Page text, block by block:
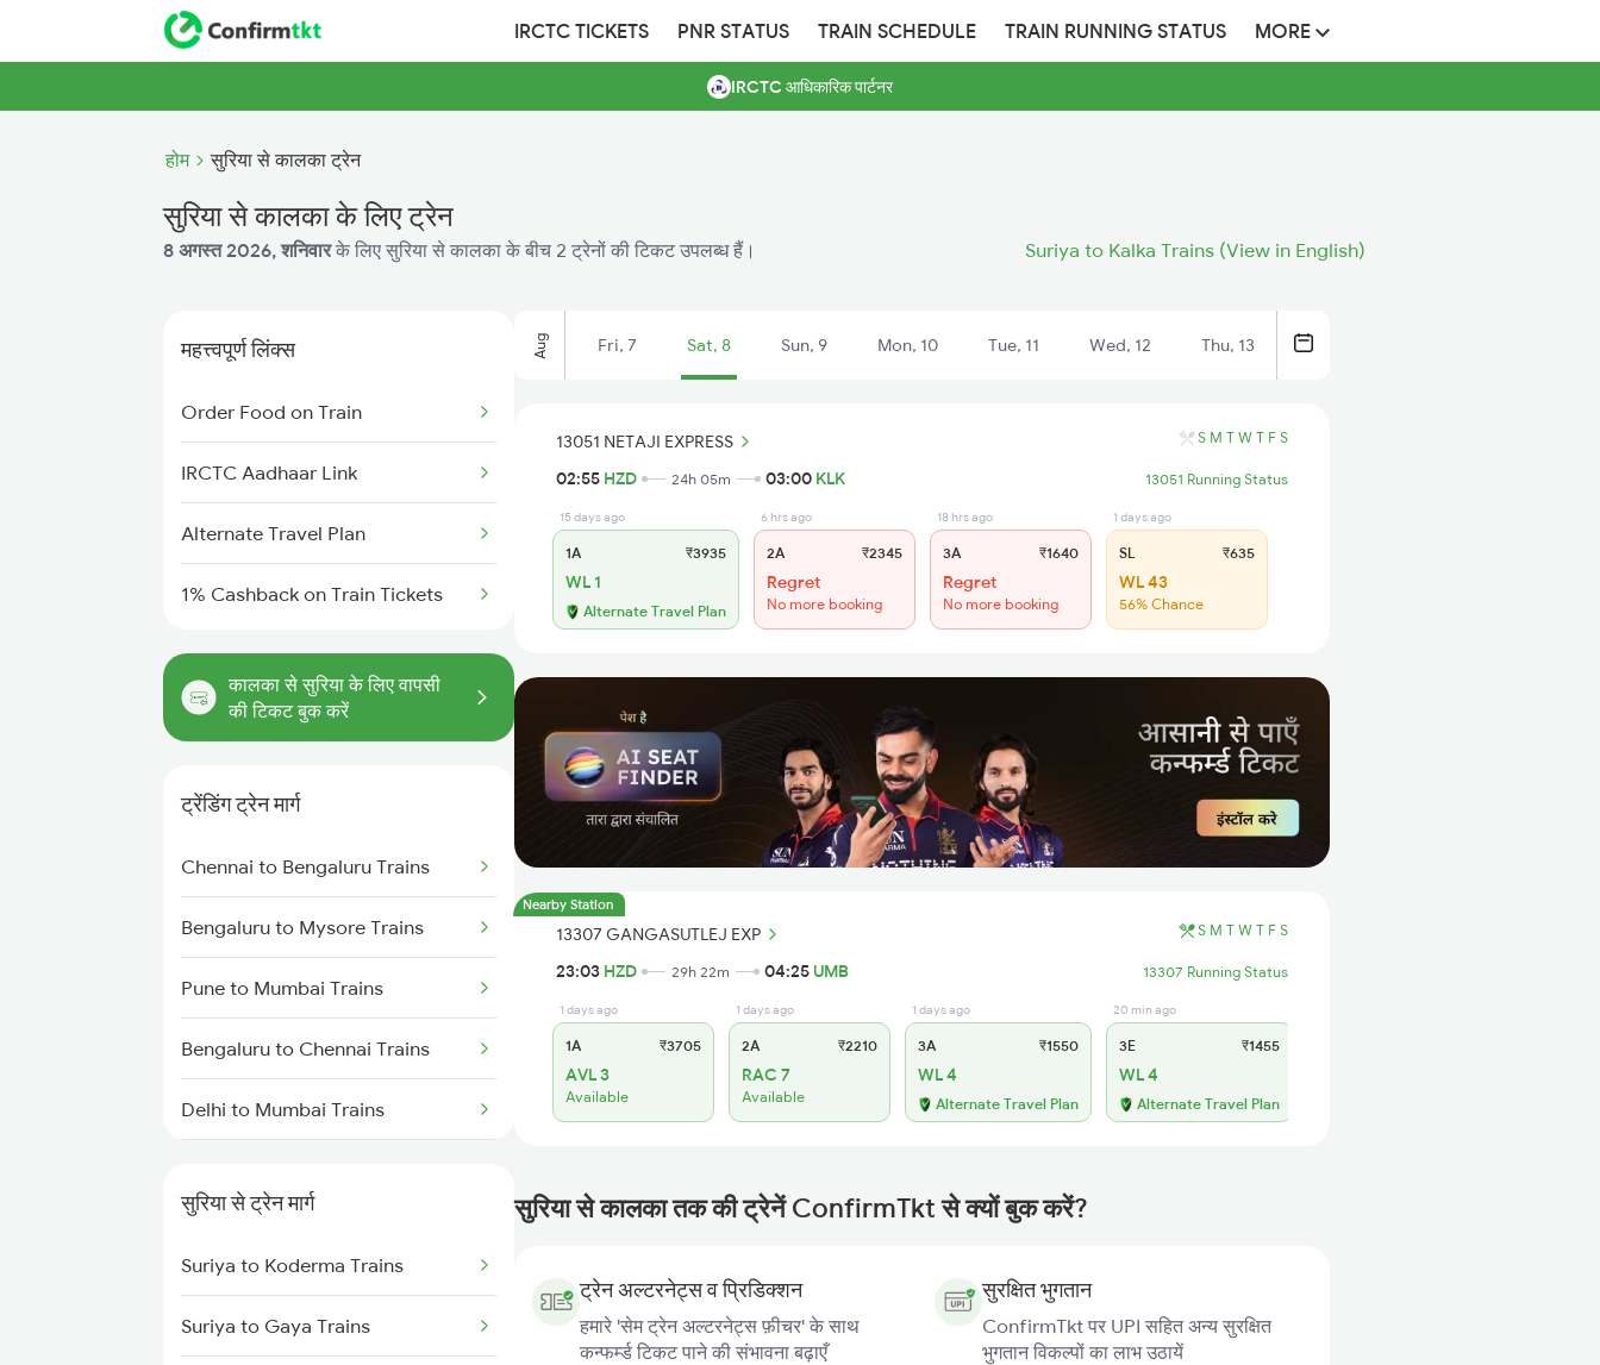
IRCTC TICKETS PNR STATUS TRAIN SCHEDULE TRAIN RUNNING STATUS MORE
IRCTC आधिकारिक पार्टनर
होम सुरिया से कालका ट्रेन
सुरिया से कालका के लिए ट्रेन
8 अगस्त 2026, शनिवारके लिए सुरिया से कालका के बीच 2 ट्रेनों की टिकट उपलब्ध हैं। Suriya to Kalka Trains (View in English)
महत्त्वपूर्ण लिंक्स
Order Food on Train
IRCTC Aadhaar Link
Alternate Travel Plan
1% Cashback on Train Tickets
कालका से सुरिया के लिए वापसी
की टिकट बुक करें
ट्रेंडिंग ट्रेन मार्ग
Chennai to Bengaluru Trains
Bengaluru to Mysore Trains
Pune to Mumbai Trains
Bengaluru to Chennai Trains
Delhi to Mumbai Trains
Mumbai to Delhi Trains
Mumbai to Goa Trains
सुरिया से ट्रेन मार्ग
Suriya to Koderma Trains
Suriya to Gaya Trains
Aug Fri, 7 Sat, 8 Sun, 9 Mon, 10 Tue, 11 Wed, 12 Thu, 13
13051 NETAJI EXPRESS S M T W T F S
02:55 HZD 24h 05m 03:00 KLK 13051 Running Status
15 days ago
1A ₹3935
WL 1
Alternate Travel Plan
6 hrs ago
2A ₹2345
Regret
No more booking
18 hrs ago
3A ₹1640
Regret
No more booking
1 days ago
SL ₹635
WL 43
56% Chance
Nearby Station
13307 GANGASUTLEJ EXP S M T W T F S
23:03 HZD 29h 22m 04:25 UMB 13307 Running Status
1 days ago
1A ₹3705
AVL 3
Available
1 days ago
2A ₹2210
RAC 7
Available
1 days ago
3A ₹1550
WL 4
Alternate Travel Plan
20 min ago
3E ₹1455
WL 4
Alternate Travel Plan
सुरिया से कालका तक की ट्रेनें ConfirmTkt से क्यों बुक करें?
ट्रेन अल्टरनेट्स व प्रिडिक्शन
हमारे 'सेम ट्रेन अल्टरनेट्स फ़ीचर' के साथ
कन्फर्म्ड टिकट पाने की संभावना बढ़ाएँ
सुरक्षित भुगतान
ConfirmTkt पर UPI सहित अन्य सुरक्षित
भुगतान विकल्पों का लाभ उठायें